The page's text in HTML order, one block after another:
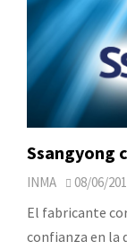
Ssangyong
INMA 08/06/
El fabricante
confianza en la